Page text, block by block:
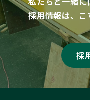
採用情報は、
採